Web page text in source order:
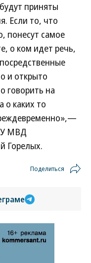
приняты
Если то, что
понесут самое
о ком идет речь,
и открыто
говорить на
о каких то
МВД
Горелых.
Поделиться